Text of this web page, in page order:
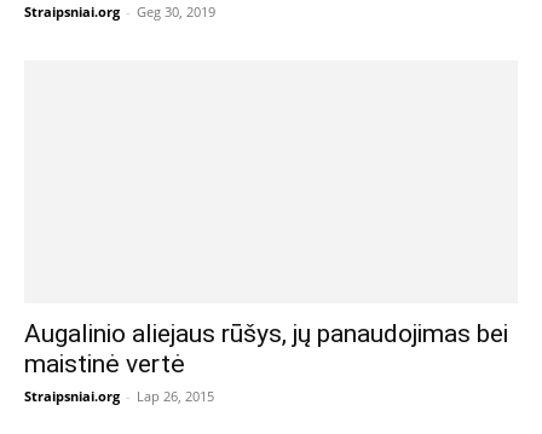
Straipsniai.org - Geg 30, 2019
Augalinio aliejaus rūšys, jų panaudojimas bei
maistinė vertė
Straipsniai.org - Lap 26, 2015